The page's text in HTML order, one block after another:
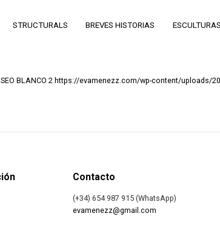
STRUCTURALS BREVES HISTORIAS ESCULTURAS
https://evamenezz.com/wp-content/uploads/
Contacto
(+34) 654 987 915 (WhatsApp)
evamenezz@gmail.com